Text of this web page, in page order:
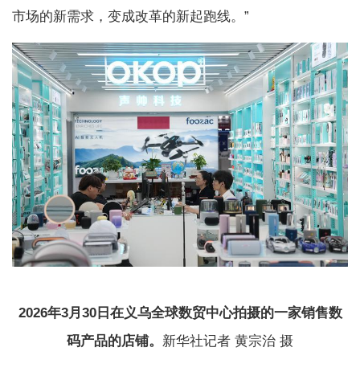
市场的新需求，变成改革的新起跑线。”
2026年3月30日在义乌全球数贸中心拍摄的一家销售数
码产品的店铺。 新华社记者 黄宗治 摄